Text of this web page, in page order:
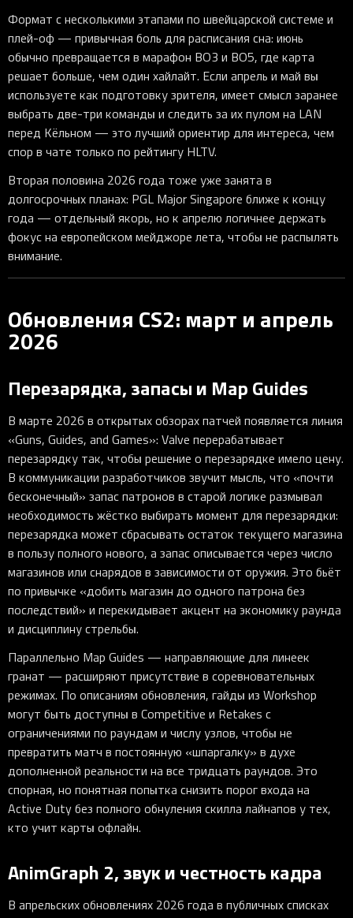
Формат с несколькими этапами по швейцарской системе и
плей-оф — привычная боль для расписания сна: июнь
обычно превращается в марафон BO3 и BO5, где карта
решает больше, чем один хайлайт. Если апрель и май вы
используете как подготовку зрителя, имеет смысл заранее
выбрать две-три команды и следить за их пулом на LAN
перед Кёльном — это лучший ориентир для интереса, чем
спор в чате только по рейтингу HLTV.
Вторая половина 2026 года тоже уже занята в
долгосрочных планах: PGL Major Singapore ближе к концу
года — отдельный якорь, но к апрелю логичнее держать
фокус на европейском мейджоре лета, чтобы не распылять
внимание.
Обновления CS2: март и апрель
2026
Перезарядка, запасы и Map Guides
В марте 2026 в открытых обзорах патчей появляется линия
«Guns, Guides, and Games»: Valve перерабатывает
перезарядку так, чтобы решение о перезарядке имело цену.
В коммуникации разработчиков звучит мысль, что «почти
бесконечный» запас патронов в старой логике размывал
необходимость жёстко выбирать момент для перезарядки:
перезарядка может сбрасывать остаток текущего магазина
в пользу полного нового, а запас описывается через число
магазинов или снарядов в зависимости от оружия. Это бьёт
по привычке «добить магазин до одного патрона без
последствий» и перекидывает акцент на экономику раунда
и дисциплину стрельбы.
Параллельно Map Guides — направляющие для линеек
гранат — расширяют присутствие в соревновательных
режимах. По описаниям обновления, гайды из Workshop
могут быть доступны в Competitive и Retakes с
ограничениями по раундам и числу узлов, чтобы не
превратить матч в постоянную «шпаргалку» в духе
дополненной реальности на все тридцать раундов. Это
спорная, но понятная попытка снизить порог входа на
Active Duty без полного обнуления скилла лайнапов у тех,
кто учит карты офлайн.
AnimGraph 2, звук и честность кадра
В апрельских обновлениях 2026 года в публичных списках